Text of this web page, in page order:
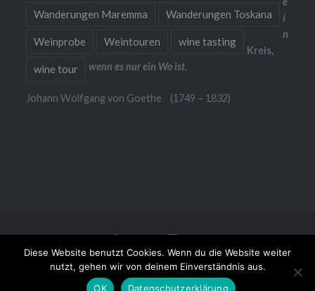
Wanderungen Maremma Wanderungen Toskana
Weinprobe Weintouren wine tasting
wine tour
i
n
Kreis,
wenn es nur ein Wo ist.
Johann Wolfgang von Goethe (1749 – 1832)
Facebook
KontaktInstagramDatenschutz
Stolz präsentiert von WordPress|Theme: Dyad von
WordPress.com
Diese Website benutzt Cookies. Wenn du die Website weiter
nutzt, gehen wir von deinem Einverständnis aus.
OK
Datenschutzerklärung